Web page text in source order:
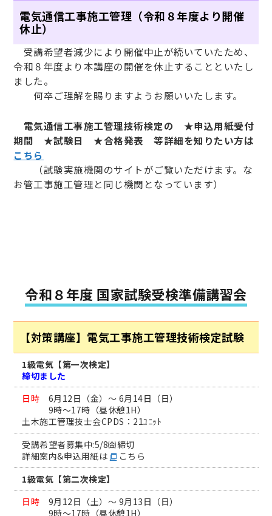
電気通信工事施工管理（令和８年度より開催
休止）
受講希望者減少により開催中止が続いていたため、
令和８年度より本講座の開催を休止することといたし
ました。
何卒ご理解を賜りますようお願いいたします。
電気通信工事施工管理技術検定の ★申込用紙受付
期間 ★試験日 ★合格発表 等詳細を知りたい方は
こちら
（試験実施機関のサイトがご覧いただけます。な
お管工事施工管理と同じ機関となっています）
令和８年度 国家試験受検準備講習会
【対策講座】電気工事施工管理技術検定試験
1級電気【第一次検定】
締切ました
日時 6月12日（金）～ 6月14日（日）
9時～17時（昼休憩1H）
土木施工管理技士会CPDS：21ﾕﾆｯﾄ
受講希望者募集中:5/8㈮締切
詳細案内&申込用紙は
こちら
1級電気【第二次検定】
日時 9月12日（土）～ 9月13日（日）
9時～17時（昼休憩1H）